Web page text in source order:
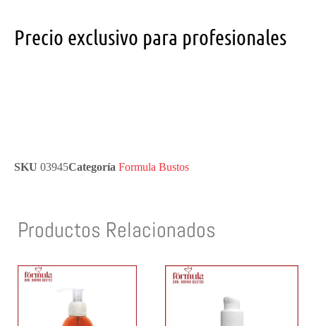
Precio exclusivo para profesionales
SKU 03945Categoría Formula Bustos
Productos Relacionados